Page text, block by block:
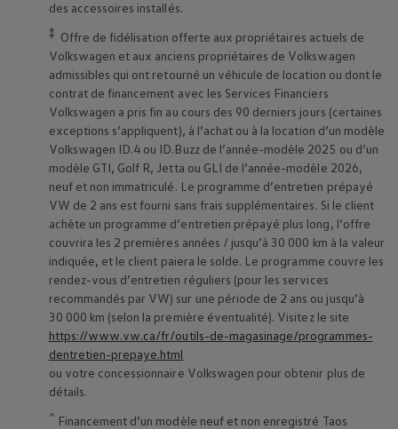
des accessoires installés.
⁑ Offre de fidélisation offerte aux propriétaires actuels de
Volkswagen et aux anciens propriétaires de Volkswagen
admissibles qui ont retourné un véhicule de location ou dont le
contrat de financement avec les Services Financiers
Volkswagen a pris fin au cours des 90 derniers jours (certaines
exceptions s’appliquent), à l’achat ou à la location d’un modèle
Volkswagen ID.4 ou ID.Buzz de l’année-modèle 2025 ou d’un
modèle GTI, Golf R, Jetta ou GLI de l’année-modèle 2026,
neuf et non immatriculé. Le programme d’entretien prépayé
VW de 2 ans est fourni sans frais supplémentaires. Si le client
achète un programme d’entretien prépayé plus long, l’offre
couvrira les 2 premières années / jusqu’à 30 000 km à la valeur
indiquée, et le client paiera le solde. Le programme couvre les
rendez-vous d’entretien réguliers (pour les services
recommandés par VW) sur une période de 2 ans ou jusqu’à
30 000 km (selon la première éventualité). Visitez le site
https://www.vw.ca/fr/outils-de-magasinage/programmes-
dentretien-prepaye.html
ou votre concessionnaire Volkswagen pour obtenir plus de
détails.
^ Financement d’un modèle neuf et non enregistré Taos